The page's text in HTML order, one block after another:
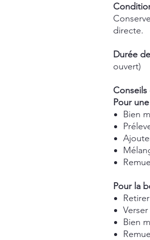
directe.
Durée
ouvert)
Pour
Bien
Pour la
Bien